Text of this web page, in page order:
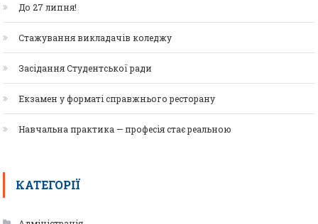
До 27 липня!
Стажування викладачів коледжу
Засідання Студентської ради
Екзамен у форматі справжнього ресторану
Навчальна практика — професія стає реальною
КАТЕГОРІЇ